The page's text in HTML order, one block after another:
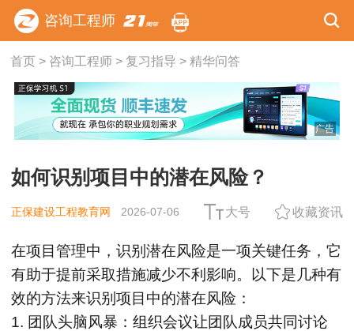
咨询工程师
首页> 咨询工程师> 复习指导 > 精华问答
广告
如何识别项目中的潜在风险？
正保建设工程教育网 2026-07-06 大号 收藏资讯
在项目管理中，识别潜在风险是一项关键任务，它
有助于提前采取措施减少不利影响。以下是几种有
效的方法来识别项目中的潜在风险：
1. 团队头脑风暴：组织会议让团队成员共同讨论